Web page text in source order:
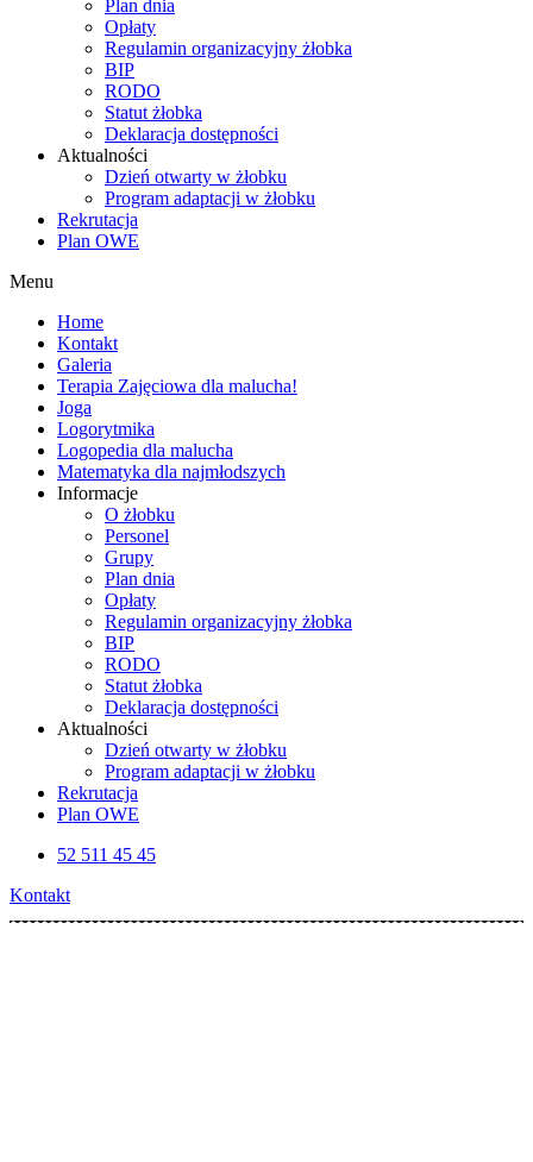
Plan dnia
Opłaty
Regulamin organizacyjny żłobka
BIP
RODO
Statut żłobka
Deklaracja dostępności
Aktualności
Dzień otwarty w żłobku
Program adaptacji w żłobku
Rekrutacja
Plan OWE
Menu
Home
Kontakt
Galeria
Terapia Zajęciowa dla malucha!
Joga
Logorytmika
Logopedia dla malucha
Matematyka dla najmłodszych
Informacje
O żłobku
Personel
Grupy
Plan dnia
Opłaty
Regulamin organizacyjny żłobka
BIP
RODO
Statut żłobka
Deklaracja dostępności
Aktualności
Dzień otwarty w żłobku
Program adaptacji w żłobku
Rekrutacja
Plan OWE
52 511 45 45
Kontakt